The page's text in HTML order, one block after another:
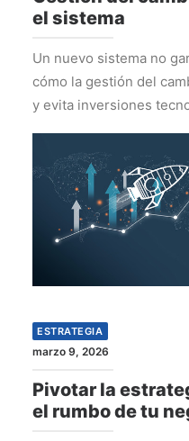
el sistema
Un nuevo sistema no
cómo la gestión del
y evita inversiones
ESTRATEGIA
marzo 9, 2026
Pivotar la
el rumbo de tu